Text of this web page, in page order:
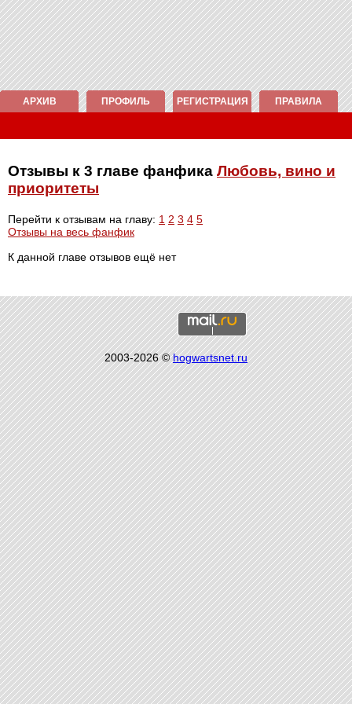
АРХИВ ПРОФИЛЬ РЕГИСТРАЦИЯ ПРАВИЛА
Отзывы к 3 главе фанфика Любовь, вино и
приоритеты
Перейти к отзывам на главу: 1 2 3 4 5
Отзывы на весь фанфик
К данной главе отзывов ещё нет
2003-2026 ©hogwartsnet.ru